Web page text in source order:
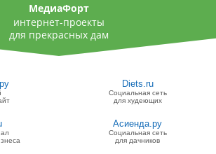
МедиаФорт
интернет-проекты
для прекрасных дам
Diets.ru
Социальная сеть
для худеющих
Асиенда.ру
Социальная сеть
для дачников